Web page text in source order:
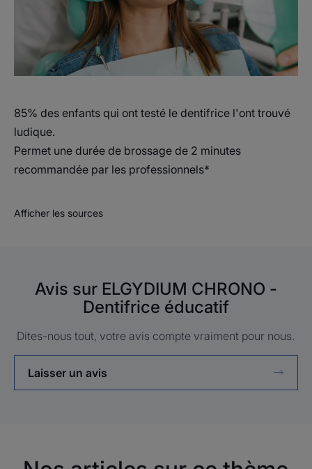
85% des enfants qui ont testé le dentifrice l'ont trouvé
ludique.
Permet une durée de brossage de 2 minutes
recommandée par les professionnels*
Afficher les sources
Avis sur ELGYDIUM CHRONO -
Dentifrice éducatif
Dites-nous tout, votre avis compte vraiment pour nous.
Laisser un avis